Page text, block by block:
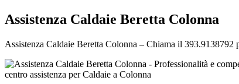
Assistenza Caldaie Beretta Colonna
Assistenza Caldaie Beretta Colonna – Chiama il 393.9138792